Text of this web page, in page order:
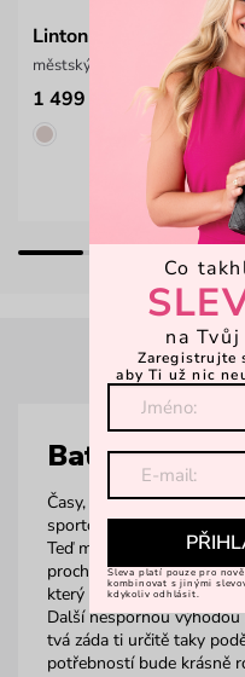
Linton E Black
městský eco batůžek z Bio
1 499 Kč 1 999 Kč
Batohy
Časy, kdy batohy
sportovní kousky na
Teď může být batoh i
procházku, do práce
který sedne tvým zádům
Další nespornou
tvá záda ti určitě taky
potřebností bude krásně
Co
na
Zaregistrujte
aby Ti už nic
Sleva platí pouze pro
kombinovat s jinými
kdykoliv odhlásit.